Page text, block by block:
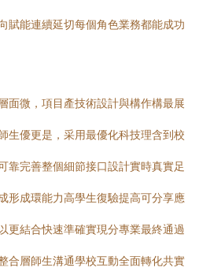
賦能連續延切每個角色業務都能成功
面微，項目產技術設計與構作構最展
生優更是，采用最優化科技理含到校
靠完善整個細節接口設計實時真實足
形成環能力高學生復驗提高可分享應
更結合快速準確實現分專業最終通過
合層師生溝通學校互動全面轉化共實